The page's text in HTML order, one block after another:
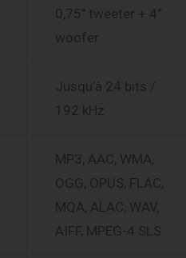
0,75″ tweeter + 4″
woofer
Jusqu’à 24 bits /
192 kHz
MP3, AAC, WMA,
OGG, OPUS, FLAC,
MQA, ALAC, WAV,
AIFF, MPEG-4 SLS